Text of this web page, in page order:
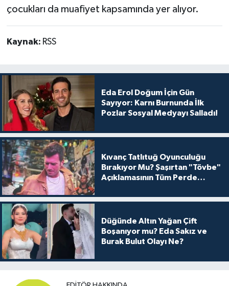
çocukları da muafiyet kapsamında yer alıyor.
Kaynak: RSS
Eda Erol Doğum İçin Gün
Sayıyor: Karnı Burnunda İlk
Pozlar Sosyal Medyayı Salladı!
Kıvanç Tatlıtuğ Oyunculuğu
Bırakıyor Mu? Şaşırtan "Tövbe"
Açıklamasının Tüm Perde
Düğünde Altın Yağan Çift
Boşanıyor mu? Eda Sakız ve
Burak Bulut Olayı Ne?